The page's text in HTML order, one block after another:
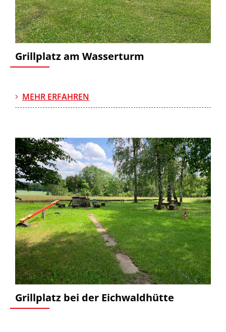
Grillplatz am Wasserturm
MEHR ERFAHREN
Grillplatz bei der Eichwaldhütte